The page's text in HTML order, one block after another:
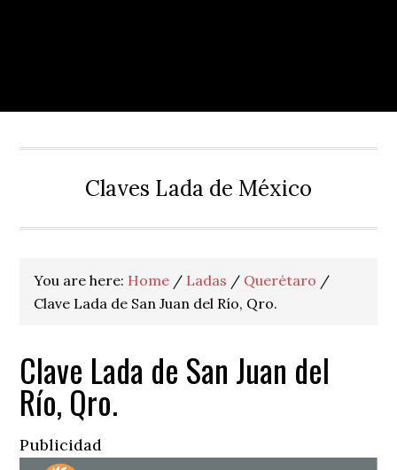
Claves Lada de México
You are here: Home / Ladas / Querétaro /
Clave Lada de San Juan del Río, Qro.
Clave Lada de San Juan del
Río, Qro.
Publicidad